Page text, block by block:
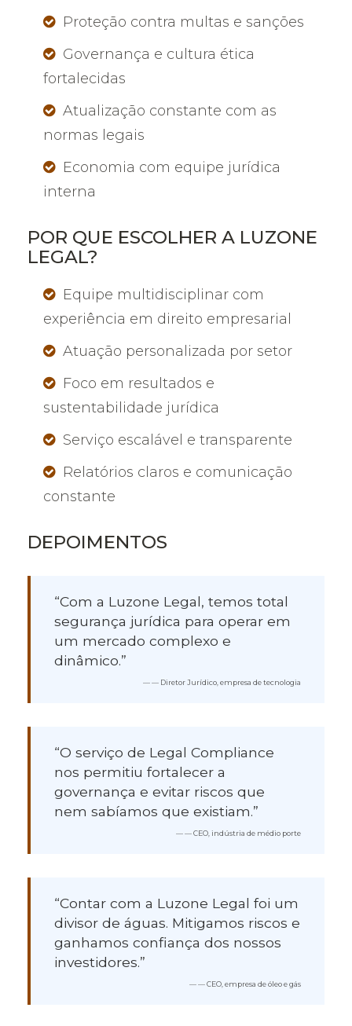
Proteção contra multas e sanções
Governança e cultura ética
fortalecidas
Atualização constante com as
normas legais
Economia com equipe jurídica
interna
POR QUE ESCOLHER A LUZONE
LEGAL?
Equipe multidisciplinar com
experiência em direito empresarial
Atuação personalizada por setor
Foco em resultados e
sustentabilidade jurídica
Serviço escalável e transparente
Relatórios claros e comunicação
constante
DEPOIMENTOS
“Com a Luzone Legal, temos total
segurança jurídica para operar em
um mercado complexo e
dinâmico.”
— Diretor Jurídico, empresa de tecnologia
“O serviço de Legal Compliance
nos permitiu fortalecer a
governança e evitar riscos que
nem sabíamos que existiam.”
— CEO, indústria de médio porte
“Contar com a Luzone Legal foi um
divisor de águas. Mitigamos riscos e
ganhamos confiança dos nossos
investidores.”
— CEO, empresa de óleo e gás